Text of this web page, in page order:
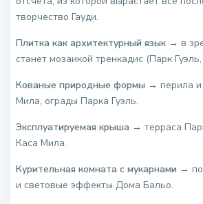
творчество Гауди.
Плитка как архитектурный язык → в
станет мозаикой тренкадис (Парк
Кованые природные формы → перила
Мила, ограды Парка Гуэль.
Эксплуатируемая крыша → терраса
Каса Мила.
Курительная комната с мукарнами →
и световые эффекты Дома Бальо.